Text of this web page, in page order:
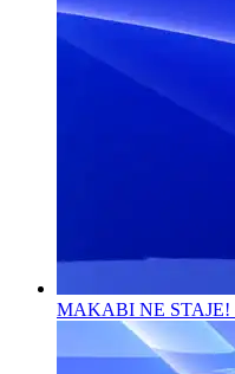
MAKABI NE STAJE!